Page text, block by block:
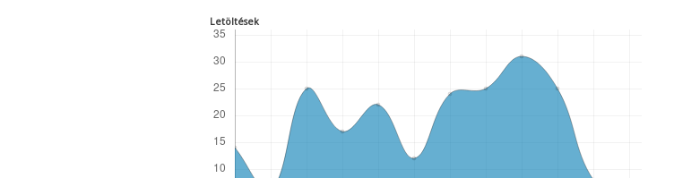
Letöltések